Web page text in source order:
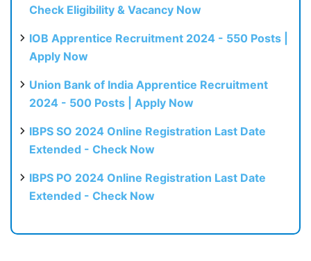
Check Eligibility & Vacancy Now
IOB Apprentice Recruitment 2024 - 550 Posts |
Apply Now
Union Bank of India Apprentice Recruitment
2024 - 500 Posts | Apply Now
IBPS SO 2024 Online Registration Last Date
Extended - Check Now
IBPS PO 2024 Online Registration Last Date
Extended - Check Now